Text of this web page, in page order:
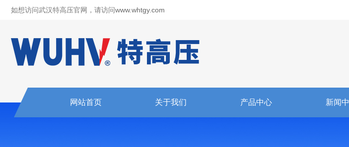
如想访问武汉特高压官网，请访问www.whtgy.com
网站首页 关于我们 产品中心 新闻